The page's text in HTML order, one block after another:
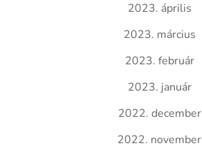
2023. április
2023. március
2023. február
2023. január
2022. december
2022. november